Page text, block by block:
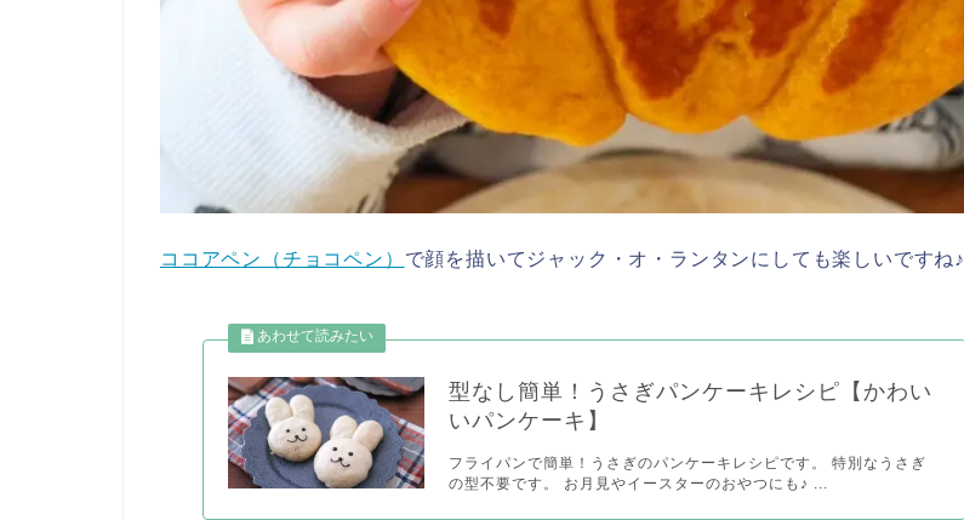
ココアペン（チョコペン） で顔を描いてジャック・オ・ランタンにしても楽しいですね♪
型なし簡単！うさぎパンケーキレシピ【かわい
いパンケーキ】
フライパンで簡単！うさぎのパンケーキレシピです。 特別なうさぎ
の型不要です。 お月見やイースターのおやつにも♪ ...